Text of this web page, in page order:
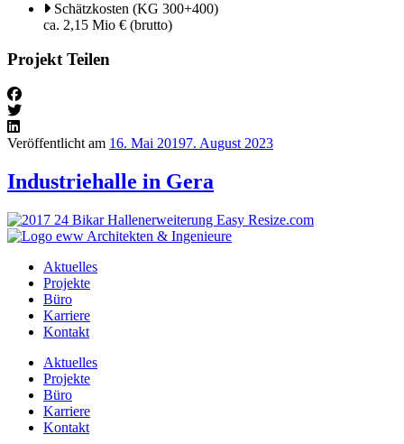
Schätzkosten (KG 300+400)
ca. 2,15 Mio € (brutto)
Projekt Teilen
Veröffentlicht am 16. Mai 20197. August 2023
Industriehalle in Gera
Aktuelles
Projekte
Büro
Karriere
Kontakt
Aktuelles
Projekte
Büro
Karriere
Kontakt